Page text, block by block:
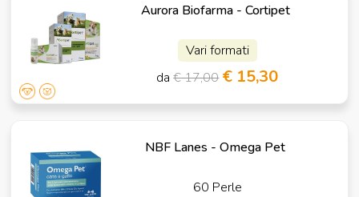
Aurora Biofarma - Cortipet
Vari formati
da€ 17,00 € 15,30
NBF Lanes - Omega Pet
60 Perle